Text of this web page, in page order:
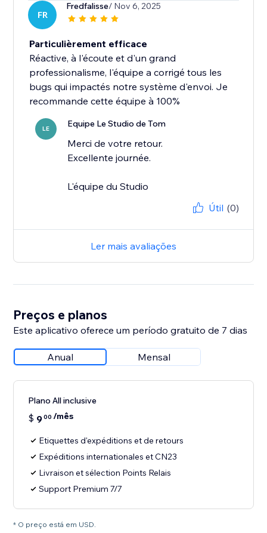
FR
Fredfalisse/ Nov 6, 2025
Particulièrement efficace
Réactive, à l'écoute et d'un grand
professionalisme, l'équipe a corrigé tous les
bugs qui impactés notre système d'envoi. Je
recommande cette équipe à 100%
LE Equipe Le Studio de Tom
Merci de votre retour.
Excellente journée.
L'équipe du Studio
Útil (0)
Ler mais avaliações
Preços e planos
Este aplicativo oferece um período gratuito de 7 dias
Anual Mensal
Plano All inclusive
$ 900 /mês
Etiquettes d'expéditions et de retours
Expéditions internationales et CN23
Livraison et sélection Points Relais
Support Premium 7/7
* O preço está em USD.